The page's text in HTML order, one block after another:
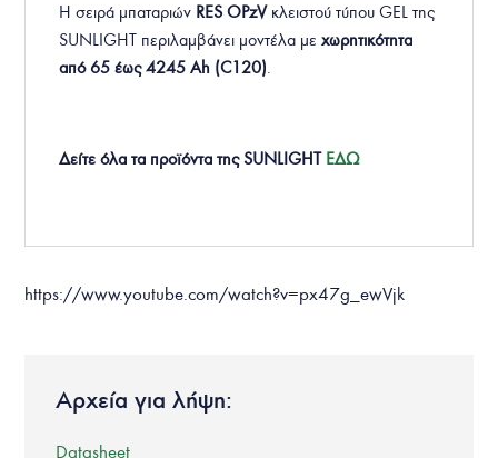
Η σειρά μπαταριών RES OPzVκλειστού τύπου GEL της
SUNLIGHT περιλαμβάνει μοντέλα μεχωρητικότητα
από 65 έως 4245 Ah (C120).
Δείτε όλα τα προϊόντα της SUNLIGHT ΕΔΩ
https://www.youtube.com/watch?v=px47g_ewVjk
Αρχεία για λήψη:
Datasheet